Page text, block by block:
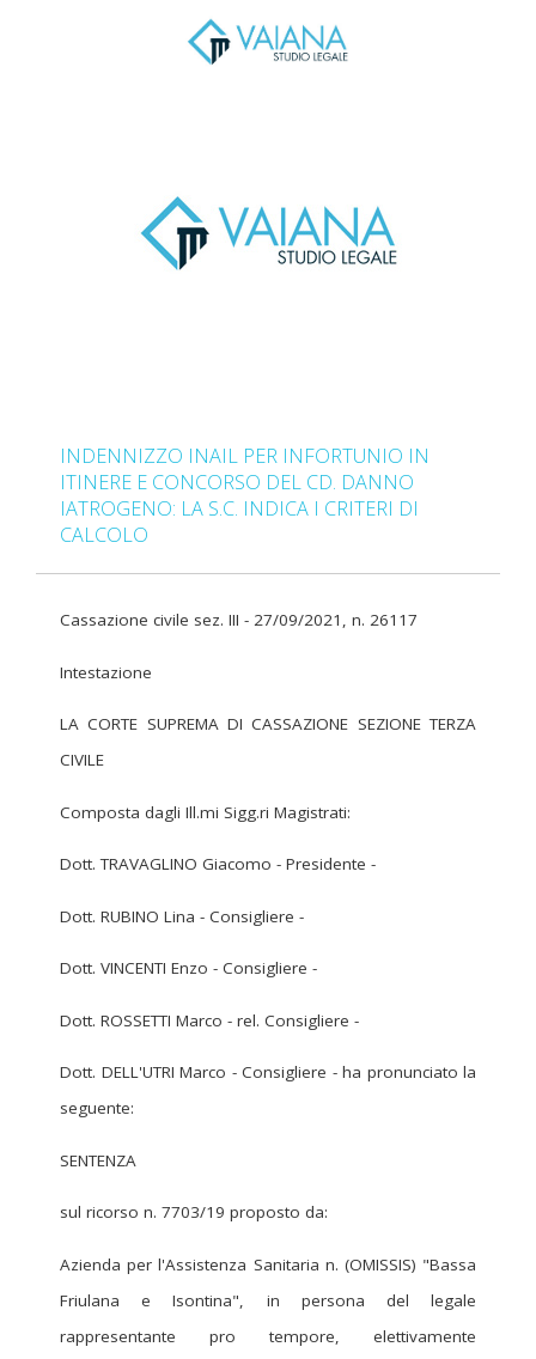
INDENNIZZO INAIL PER INFORTUNIO IN
ITINERE E CONCORSO DEL CD. DANNO
IATROGENO: LA S.C. INDICA I CRITERI DI
CALCOLO
Cassazione civile sez. III - 27/09/2021, n. 26117
Intestazione
LA CORTE SUPREMA DI CASSAZIONE SEZIONE TERZA
CIVILE
Composta dagli Ill.mi Sigg.ri Magistrati:
Dott. TRAVAGLINO Giacomo - Presidente -
Dott. RUBINO Lina - Consigliere -
Dott. VINCENTI Enzo - Consigliere -
Dott. ROSSETTI Marco - rel. Consigliere -
Dott. DELL'UTRI Marco - Consigliere - ha pronunciato la
seguente:
SENTENZA
sul ricorso n. 7703/19 proposto da:
Azienda per l'Assistenza Sanitaria n. (OMISSIS) "Bassa
Friulana e Isontina", in persona del legale
rappresentante pro tempore, elettivamente